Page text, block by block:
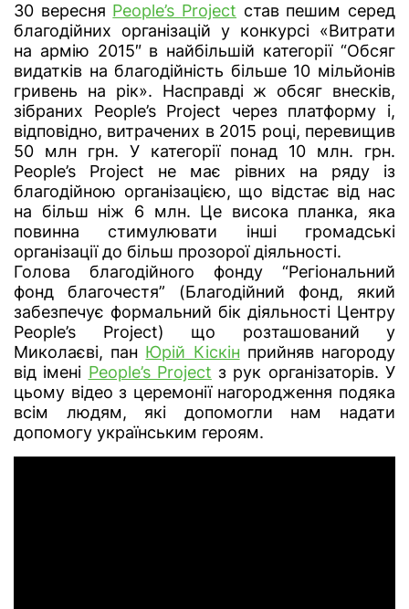
30 вересня People’s Project став пешим серед
благодійних організацій у конкурсі «Витрати
на армію 2015″ в найбільшій категорії “Обсяг
видатків на благодійність більше 10 мільйонів
гривень на рік». Насправді ж обсяг внесків,
зібраних People’s Project через платформу і,
відповідно, витрачених в 2015 році, перевищив
50 млн грн. У категорії понад 10 млн. грн.
People’s Project не має рівних на ряду із
благодійною організацією, що відстає від нас
на більш ніж 6 млн. Це висока планка, яка
повинна стимулювати інші громадські
організації до більш прозорої діяльності.
Голова благодійного фонду “Регіональний
фонд благочестя” (Благодійний фонд, який
забезпечує формальний бік діяльності Центру
People’s Project) що розташований у
Миколаєві, пан Юрій Кіскін прийняв нагороду
від імені People’s Project з рук організаторів. У
цьому відео з церемонії нагородження подяка
всім людям, які допомогли нам надати
допомогу українським героям.